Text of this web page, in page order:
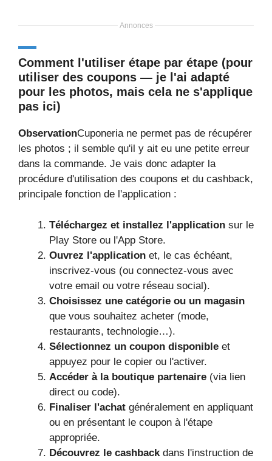
Annonces
Comment l'utiliser étape par étape (pour
utiliser des coupons — je l'ai adapté
pour les photos, mais cela ne s'applique
pas ici)
ObservationCuponeria ne permet pas de récupérer
les photos ; il semble qu'il y ait eu une petite erreur
dans la commande. Je vais donc adapter la
procédure d'utilisation des coupons et du cashback,
principale fonction de l'application :
Téléchargez et installez l'application sur le
Play Store ou l'App Store.
Ouvrez l'application et, le cas échéant,
inscrivez-vous (ou connectez-vous avec
votre email ou votre réseau social).
Choisissez une catégorie ou un magasin
que vous souhaitez acheter (mode,
restaurants, technologie…).
Sélectionnez un coupon disponible et
appuyez pour le copier ou l'activer.
Accéder à la boutique partenaire (via lien
direct ou code).
Finaliser l'achat généralement en appliquant
ou en présentant le coupon à l'étape
appropriée.
Découvrez le cashback dans l'instruction de